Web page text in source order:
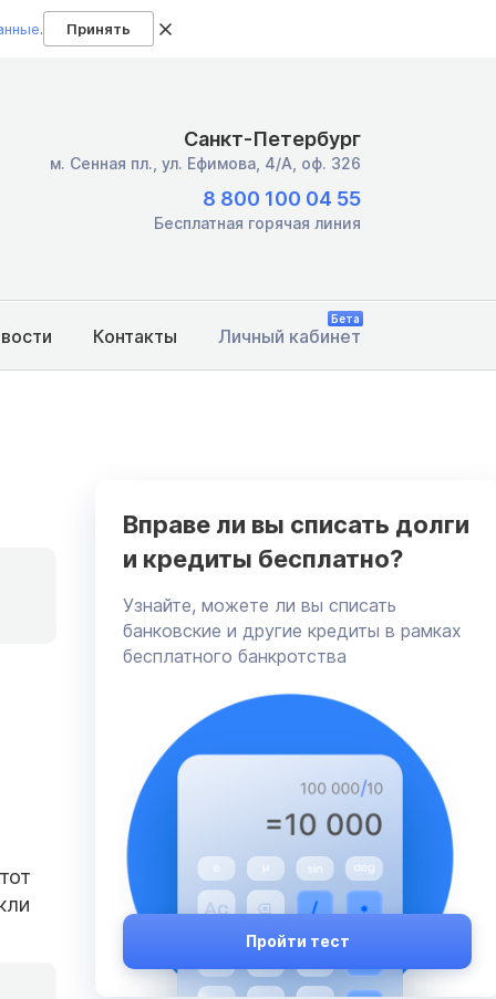
. Принять
Санкт-Петербург
м. Сенная пл., ул. Ефимова, 4/А, оф. 326
8 800 100 04 55
Бесплатная горячая линия
Контакты Личный кабинет
Бета
Вправе ли вы списать долги
и кредиты бесплатно?
Узнайте, можете ли вы списать
банковские и другие кредиты в рамках
бесплатного банкротства
Пройти тест